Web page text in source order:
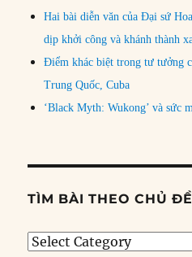
Hai bài diễn văn của Đại sứ
dịp khởi công và khánh thành
Điểm khác biệt trong tư tưởng
Trung Quốc, Cuba
‘Black Myth: Wukong’ và sức
TÌM BÀI THEO CHỦ ĐỀ
Tìm